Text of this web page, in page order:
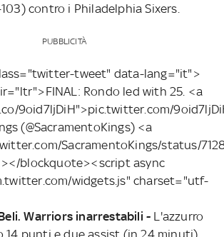
contro i Philadelphia Sixers.
PUBBLICITÀ
tweet" data-lang="it">
Rondo led with 25. <a
9oid7ljDiH">pic.twitter.com/
(@SacramentoKings) <a
SacramentoKings/status/
blockquote><script async
widgets.js" charset="utf-
Warriors inarrestabili - L'azzurro
14 punti e due assist (in 24 minuti)